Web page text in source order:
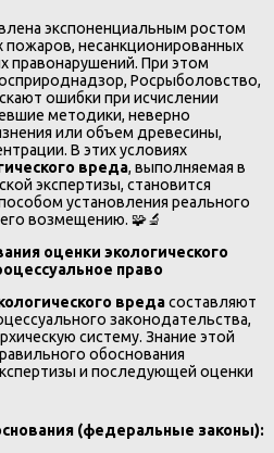
экспоненциальным ростом
пожаров, несанкционированных
правонарушений. При этом
Росрыболовство,
ошибки при исчислении
методики, неверно
или объем древесины,
В этих условиях
вреда, выполняемая в
экспертизы, становится
установления реального
возмещению. 🧩🔬
оценки экологического
право
вредасоставляют
законодательства,
систему. Знание этой
обоснования
и последующей оценки
(федеральные законы):